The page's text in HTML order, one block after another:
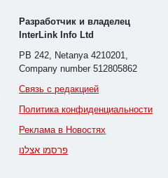
Разработчик и владелец
InterLink Info Ltd
PB 242, Netanya 4210201,
Company number 512805862
Связь с редакцией
Политика конфиденциальности
Реклама в Новостях
פרסמו אצלנו